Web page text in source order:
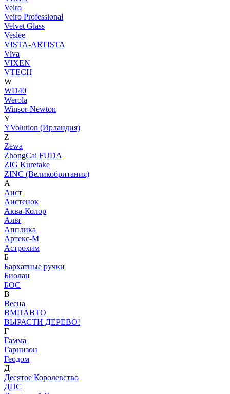
Veiro
Veiro Professional
Velvet Glass
Veslee
VISTA-ARTISTA
Viva
VIXEN
VTECH
W
WD40
Werola
Winsor-Newton
Y
YVolution (Ирландия)
Z
Zewa
ZhongCai FUDA
ZIG Kuretake
ZINC (Великобритания)
А
Аист
Аистенок
Аква-Колор
Альт
Апплика
Артекс-М
Астрохим
Б
Бархатные ручки
Биолан
БОС
В
Весна
ВМПАВТО
ВЫРАСТИ ДЕРЕВО!
Г
Гамма
Гарнизон
Геодом
Д
Десятое Королевство
ДПС